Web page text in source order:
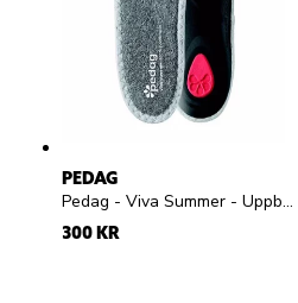
PEDAG
Pedag - Viva Summer - Uppbyggd frottésula
300 KR